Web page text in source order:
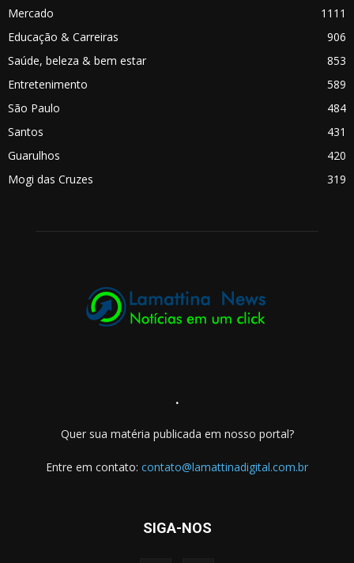
Mercado
1111
Educação & Carreiras
906
Saúde, beleza & bem estar
853
Entretenimento
589
São Paulo
484
Santos
431
Guarulhos
420
Mogi das Cruzes
319
.
Quer sua matéria publicada em nosso portal?
Entre em contato: contato@lamattinadigital.com.br
SIGA-NOS